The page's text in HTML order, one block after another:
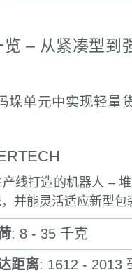
– 从紧凑型到
垛单元中实现轻量
线打造的机器人 –
并能灵活适应新型包
: 8 - 35 千克
距离: 1612 - 2013